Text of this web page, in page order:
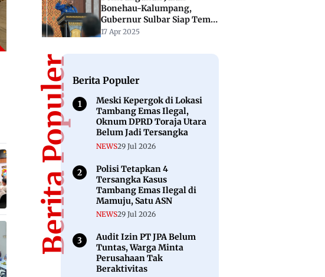
Bonehau-Kalumpang,
Gubernur Sulbar Siap Temui
Menteri PUPR
17 Apr 2025
Berita PopulerBerita Populer
Meski Kepergok di Lokasi
Tambang Emas Ilegal,
Oknum DPRD Toraja Utara
Belum Jadi Tersangka
NEWS29 Jul 2026
Polisi Tetapkan 4
Tersangka Kasus
Tambang Emas Ilegal di
Mamuju, Satu ASN
NEWS29 Jul 2026
Audit Izin PT JPA Belum
Tuntas, Warga Minta
Perusahaan Tak
Beraktivitas